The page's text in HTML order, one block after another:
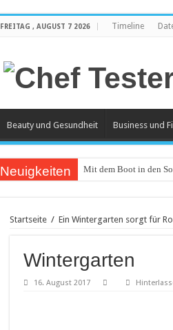
FREITAG , AUGUST 7 2026 Timeline
Beauty und Gesundheit Business und
Neuigkeiten Mit dem Boot in den
Witzige und
Piercings – Weit
Klemmbausteine –
Startseite / Ein Wintergarten sorgt für
Wintergarten
16. August 2017